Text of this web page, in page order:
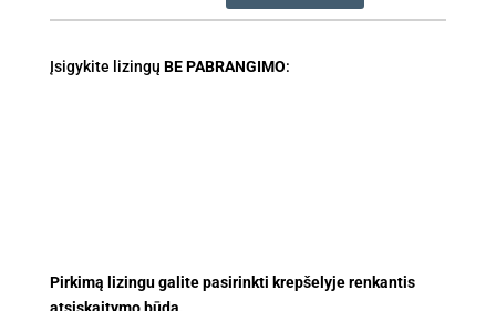
Grandinė
36RS
Įsigykite lizingų BE PABRANGIMO:
Pirkimą lizingu galite pasirinkti krepšelyje renkantis